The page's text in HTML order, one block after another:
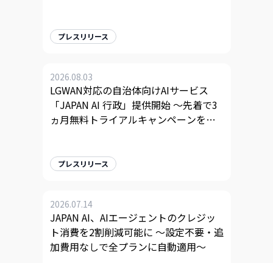
プレスリリース
2026.08.03
LGWAN対応の自治体向けAIサービス
「JAPAN AI 行政」提供開始 〜先着で3
ヵ月無料トライアルキャンペーンを実
プレスリリース
2026.07.14
JAPAN AI、AIエージェントのクレジッ
ト消費を2割削減可能に 〜設定不要・追
加費用なしで全プランに自動適用〜